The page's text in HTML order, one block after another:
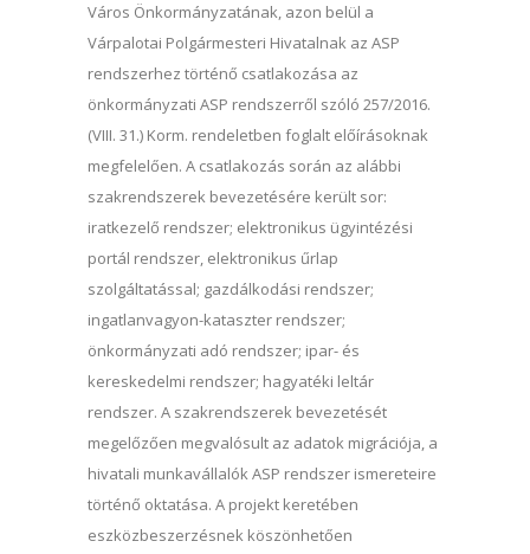
Város Önkormányzatának, azon belül a
Várpalotai Polgármesteri Hivatalnak az ASP
rendszerhez történő csatlakozása az
önkormányzati ASP rendszerről szóló 257/2016.
(VIII. 31.) Korm. rendeletben foglalt előírásoknak
megfelelően. A csatlakozás során az alábbi
szakrendszerek bevezetésére került sor:
iratkezelő rendszer; elektronikus ügyintézési
portál rendszer, elektronikus űrlap
szolgáltatással; gazdálkodási rendszer;
ingatlanvagyon-kataszter rendszer;
önkormányzati adó rendszer; ipar- és
kereskedelmi rendszer; hagyatéki leltár
rendszer. A szakrendszerek bevezetését
megelőzően megvalósult az adatok migrációja, a
hivatali munkavállalók ASP rendszer ismereteire
történő oktatása. A projekt keretében
eszközbeszerzésnek köszönhetően